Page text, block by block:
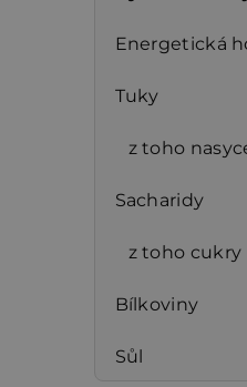
Energetická
Tuky
z toho
Sacharidy
z toho cukry
Bílkoviny
Sůl